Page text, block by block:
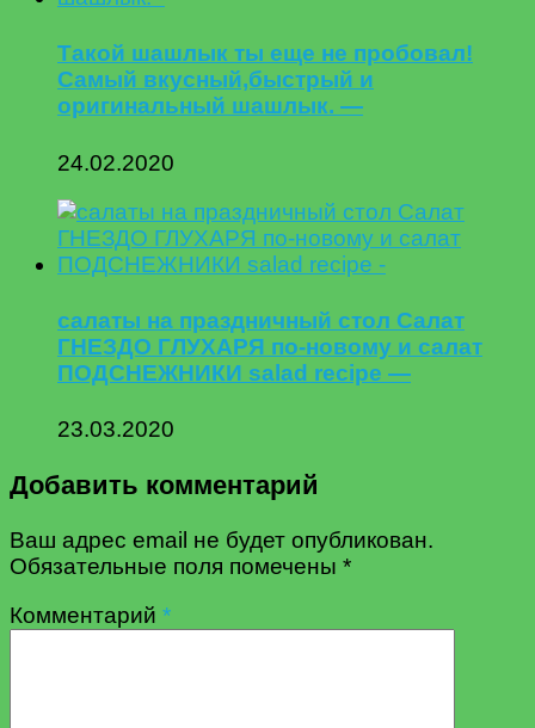
Такой шашлык ты еще не пробовал!
Самый вкусный,быстрый и
оригинальный шашлык. —
24.02.2020
салаты на праздничный стол Салат
ГНЕЗДО ГЛУХАРЯ по-новому и салат
ПОДСНЕЖНИКИ salad recipe —
23.03.2020
Добавить комментарий
Ваш адрес email не будет опубликован.
Обязательные поля помечены *
Комментарий *